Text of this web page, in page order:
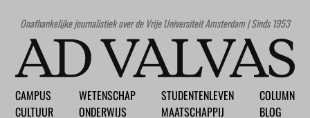
Onafhankelijke journalistiek over de Vrije Universiteit Amsterdam | Sinds 1953
CAMPUS
CULTUUR
WETENSCHAP
ONDERWIJS
STUDENTENLEVEN
MAATSCHAPPIJ
COLUMN
BLOG